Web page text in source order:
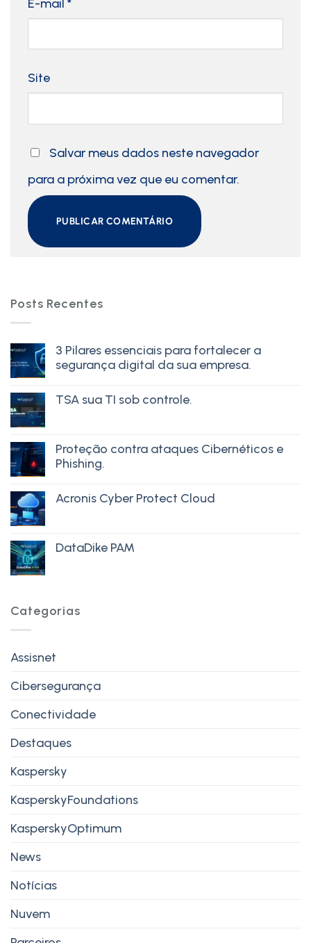
E-mail *
Site
Salvar meus dados neste navegador
para a próxima vez que eu comentar.
Posts Recentes
3 Pilares essenciais para fortalecer a
segurança digital da sua empresa.
TSA sua TI sob controle.
Proteção contra ataques Cibernéticos e
Phishing.
Acronis Cyber Protect Cloud
DataDike PAM
Categorias
Assisnet
Cibersegurança
Conectividade
Destaques
Kaspersky
KasperskyFoundations
KasperskyOptimum
News
Notícias
Nuvem